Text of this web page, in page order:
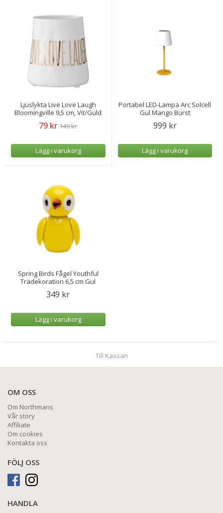
Ljuslykta Live Love Laugh
Bloomingville 9,5 cm, Vit/Guld
79 kr149 kr
Lägg i varukorg
Portabel LED-Lampa Arc Solcell
Gul Mango Burst
999 kr
Lägg i varukorg
Spring Birds Fågel Youthful
Trädekoration 6,5 cm Gul
349 kr
Lägg i varukorg
Till Kassan
OM OSS
Om Northmans
Vår story
Affiliate
Om cookies
Kontakta oss
FÖLJ OSS
HANDLA